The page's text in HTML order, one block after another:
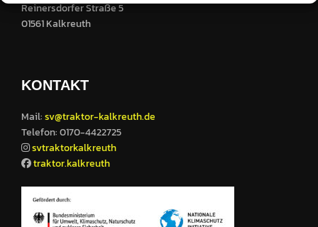
Reinersdorfer Straße 5
01561 Kalkreuth
KONTAKT
Mail:sv@traktor-kalkreuth.de
Telefon: 0170-4422725
svtraktorkalkreuth
traktor.kalkreuth